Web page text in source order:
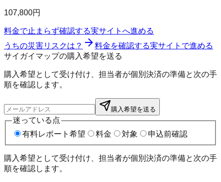
107,800円
料金で止まらず確認する実サイトへ進める
うちの災害リスクは？
料金を確認する実サイトで進める
サイガイマップの購入希望を送る
購入希望として受け付け、担当者が個別決済の準備と次の手
順を確認します。
購入希望を送る
迷っている点
有料レポート希望
料金 対象 申込前確認
購入希望として受け付け、担当者が個別決済の準備と次の手
順を確認します。